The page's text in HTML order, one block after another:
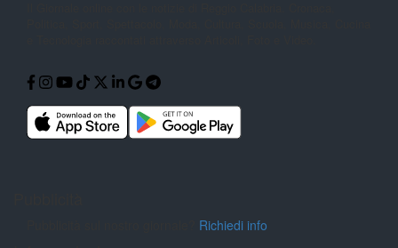
Richiedi info